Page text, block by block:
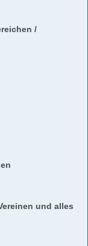
/
und alles